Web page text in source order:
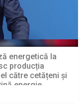
energetică la
producția
către cetățeni și
energie